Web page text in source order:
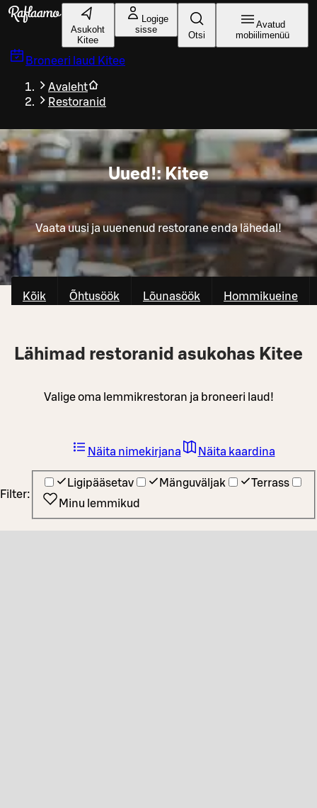
Liigu peamise sisu juurde
Asukoht
Kitee
Logige
sisse
Otsi
Avatud
mobiilimenüü
Broneeri laud Kitee
Avaleht
Restoranid
Uued!: Kitee
Vaata uusi ja uuenenud restorane enda lähedal!
Kõik Õhtusöök Lõunasöök Hommikueine
Lähimad restoranid asukohas Kitee
Valige oma lemmikrestoran ja broneeri laud!
Filter:
Ligipääsetav Mänguväljak
Terrass
Minu lemmikud
Näita nimekirjana Näita kaardina